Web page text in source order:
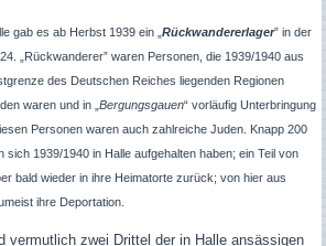
gab es ab Herbst 1939 ein „Rückwandererlager” in der
„Rückwanderer” waren Personen, die 1939/1940 aus
des Deutschen Reiches liegenden Regionen
waren und in „Bergungsgauen“ vorläufig Unterbringung
Personen waren auch zahlreiche Juden. Knapp 200
sich 1939/1940 in Halle aufgehalten haben; ein Teil von
bald wieder in ihre Heimatorte zurück; von hier aus
ihre Deportation.
vermutlich zwei Drittel der in Halle ansässigen